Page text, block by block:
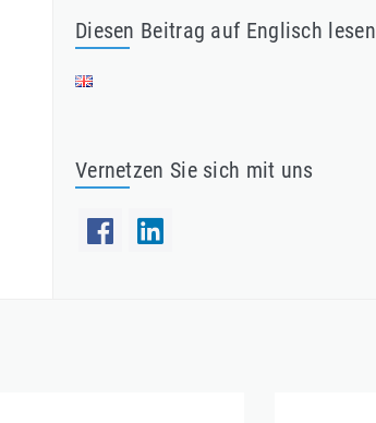
Diesen Beitrag auf Englisch lesen
Vernetzen Sie sich mit uns